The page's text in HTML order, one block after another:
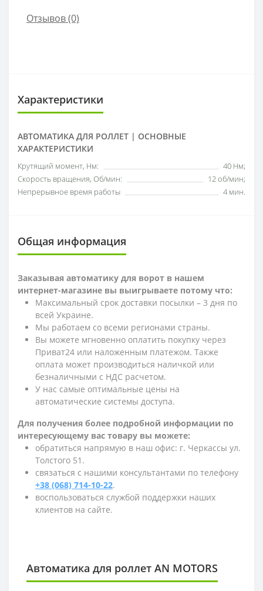
Отзывов (0)
Характеристики
АВТОМАТИКА ДЛЯ РОЛЛЕТ | ОСНОВНЫЕ
ХАРАКТЕРИСТИКИ
Крутящий момент, Нм:
40 Нм;
Скорость вращения, Об/мин:
12 об/мин;
Непрерывное время работы
4 мин.
Общая информация
Заказывая автоматику для ворот в нашем
интернет-магазине вы выигрываете потому что:
Максимальный срок доставки посылки – 3 дня по
всей Украине.
Мы работаем со всеми регионами страны.
Вы можете мгновенно оплатить покупку через
Приват24 или наложенным платежом. Также
оплата может производиться наличкой или
безналичными с НДС расчетом.
У нас самые оптимальные цены на
автоматические системы доступа.
Для получения более подробной информации по
интересующему вас товару вы можете:
обратиться напрямую в наш офис: г. Черкассы ул.
Толстого 51.
связаться с нашими консультантами по телефону
+38 (068) 714-10-22.
воспользоваться службой поддержки наших
клиентов на сайте.
Автоматика для роллет AN MOTORS